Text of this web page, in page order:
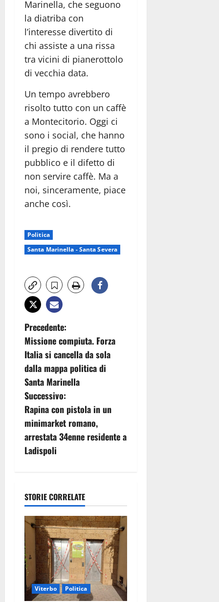
Marinella, che seguono
la diatriba con
l’interesse divertito di
chi assiste a una rissa
tra vicini di pianerottolo
di vecchia data.
Un tempo avrebbero
risolto tutto con un caffè
a Montecitorio. Oggi ci
sono i social, che hanno
il pregio di rendere tutto
pubblico e il difetto di
non servire caffè. Ma a
noi, sinceramente, piace
anche così.
Politica
Santa Marinella - Santa Severa
N
a
v
i
g
a
z
o
n
e
a
r
t
Precedente:
Missione compiuta. Forza
Italia si cancella da sola
dalla mappa politica di
Santa Marinella
Successivo:
Rapina con pistola in un
minimarket romano,
arrestata 34enne residente a
Ladispoli
STORIE CORRELATE
Viterbo Politica